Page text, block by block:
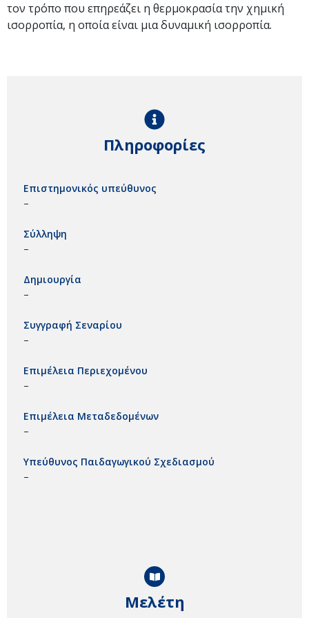
τον τρόπο που επηρεάζει η θερμοκρασία την χημική
ισορροπία, η οποία είναι μια δυναμική ισορροπία.
Μελέτη
Πληροφορίες
Επιστημονικός υπεύθυνος
–
Σύλληψη
–
Δημιουργία
–
Συγγραφή Σεναρίου
–
Επιμέλεια Περιεχομένου
–
Επιμέλεια Μεταδεδομένων
–
Υπεύθυνος Παιδαγωγικού Σχεδιασμού
–